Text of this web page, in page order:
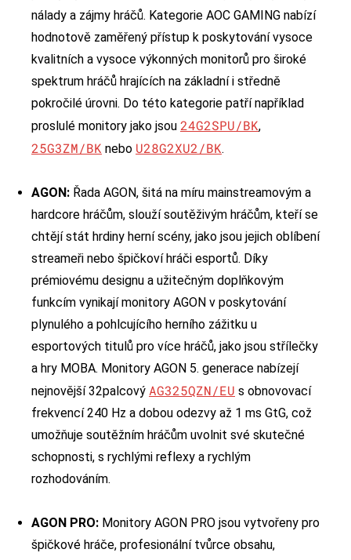
nálady a zájmy hráčů. Kategorie AOC GAMING nabízí
hodnotově zaměřený přístup k poskytování vysoce
kvalitních a vysoce výkonných monitorů pro široké
spektrum hráčů hrajících na základní i středně
pokročilé úrovni. Do této kategorie patří například
proslulé monitory jako jsou 24G2SPU/BK,
25G3ZM/BK nebo U28G2XU2/BK.
AGON: Řada AGON, šitá na míru mainstreamovým a
hardcore hráčům, slouží soutěživým hráčům, kteří se
chtějí stát hrdiny herní scény, jako jsou jejich oblíbení
streameři nebo špičkoví hráči esportů. Díky
prémiovému designu a užitečným doplňkovým
funkcím vynikají monitory AGON v poskytování
plynulého a pohlcujícího herního zážitku u
esportových titulů pro více hráčů, jako jsou střílečky
a hry MOBA. Monitory AGON 5. generace nabízejí
nejnovější 32palcový AG325QZN/EU s obnovovací
frekvencí 240 Hz a dobou odezvy až 1 ms GtG, což
umožňuje soutěžním hráčům uvolnit své skutečné
schopnosti, s rychlými reflexy a rychlým
rozhodováním.
AGON PRO: Monitory AGON PRO jsou vytvořeny pro
špičkové hráče, profesionální tvůrce obsahu,